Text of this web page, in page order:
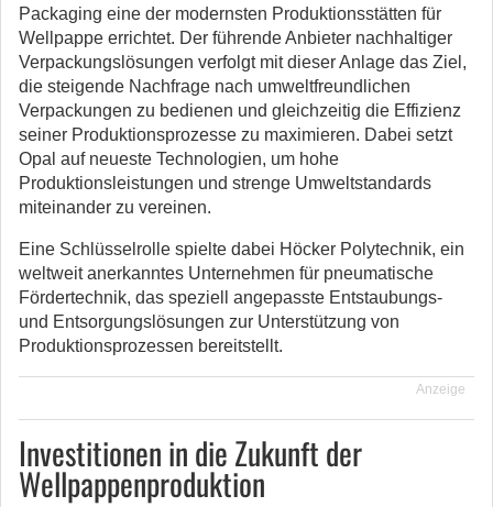
Packaging eine der modernsten Produktionsstätten für
Wellpappe errichtet. Der führende Anbieter nachhaltiger
Verpackungslösungen verfolgt mit dieser Anlage das Ziel,
die steigende Nachfrage nach umweltfreundlichen
Verpackungen zu bedienen und gleichzeitig die Effizienz
seiner Produktionsprozesse zu maximieren. Dabei setzt
Opal auf neueste Technologien, um hohe
Produktionsleistungen und strenge Umweltstandards
miteinander zu vereinen.
Eine Schlüsselrolle spielte dabei Höcker Polytechnik, ein
weltweit anerkanntes Unternehmen für pneumatische
Fördertechnik, das speziell angepasste Entstaubungs-
und Entsorgungslösungen zur Unterstützung von
Produktionsprozessen bereitstellt.
Anzeige
Investitionen in die Zukunft der
Wellpappenproduktion